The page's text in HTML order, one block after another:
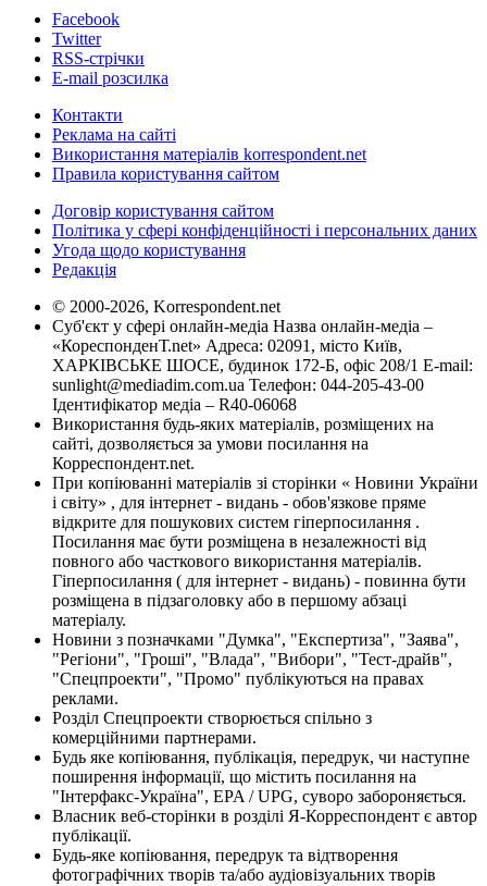
Facebook
Twitter
RSS-стрічки
E-mail розсилка
Контакти
Реклама на сайті
Використання матеріалів korrespondent.net
Правила користування сайтом
Договір користування сайтом
Політика у сфері конфіденційності і персональних даних
Угода щодо користування
Редакція
© 2000-2026, Korrespondent.net
Суб'єкт у сфері онлайн-медіа Назва онлайн-медіа –
«КореспонденТ.net» Адреса: 02091, місто Київ,
ХАРКІВСЬКЕ ШОСЕ, будинок 172-Б, офіс 208/1 E-mail:
sunlight@mediadim.com.ua Телефон: 044-205-43-00
Ідентифікатор медіа – R40-06068
Використання будь-яких матеріалів, розміщених на
сайті, дозволяється за умови посилання на
Корреспондент.net.
При копіюванні матеріалів зі сторінки « Новини України
і світу» , для інтернет - видань - обов'язкове пряме
відкрите для пошукових систем гіперпосилання .
Посилання має бути розміщена в незалежності від
повного або часткового використання матеріалів.
Гіперпосилання ( для інтернет - видань) - повинна бути
розміщена в підзаголовку або в першому абзаці
матеріалу.
Новини з позначками "Думка", "Експертиза", "Заява",
"Регіони", "Гроші", "Влада", "Вибори", "Тест-драйв",
"Спецпроекти", "Промо" публікуються на правах
реклами.
Розділ Спецпроекти створюється спільно з
комерційними партнерами.
Будь яке копіювання, публікація, передрук, чи наступне
поширення інформації, що містить посилання на
"Інтерфакс-Україна", EPA / UPG, суворо забороняється.
Власник веб-сторінки в розділі Я-Корреспондент є автор
публікації.
Будь-яке копіювання, передрук та відтворення
фотографічних творів та/або аудіовізуальних творів